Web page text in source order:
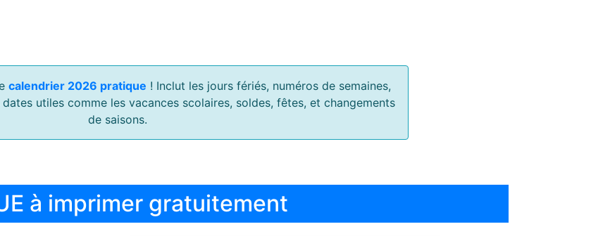
calendrier 2026 pratique ! Inclut les jours fériés, numéros de semaines,
utiles comme les vacances scolaires, soldes, fêtes, et changements
de saisons.
à imprimer gratuitement